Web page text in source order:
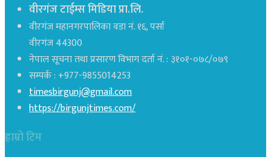
वीरगंज टाईम्स मिडिया प्रा.लि.
वीरगंज महानगरपालिका वडा नं. १६, पर्सा
वीरगंज 44300
नेपाल सूचना तथा प्रसारण विभाग दर्ता नं. : ३१०१-०७८/०७९
सम्पर्क : +977-9855014253
timesbirgunj@gmail.com
https://birgunjtimes.com/
हाम्रो टिम